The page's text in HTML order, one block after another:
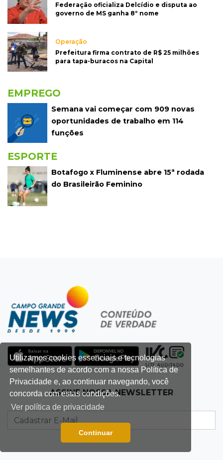
Utilizamos cookies essenciais e tecnologias
semelhantes de acordo com a nossa Política de
Privacidade e, ao continuar navegando, você
concorda com estas condições.
Ver política de privacidade
Continuar
Federação oficializa Delcídio e disputa ao
governo de MS ganha 8º nome
Operação
Prefeitura firma contrato de R$ 25 milhões
para tapa-buracos na Capital
EMPREGO
Semana vai começar com 909 novas
oportunidades de trabalho em 114
funções
ESPORTE
Botafogo x Fluminense abre 15ª rodada
do Brasileirão Feminino
ASSINE NOSSA NEWSLETTER